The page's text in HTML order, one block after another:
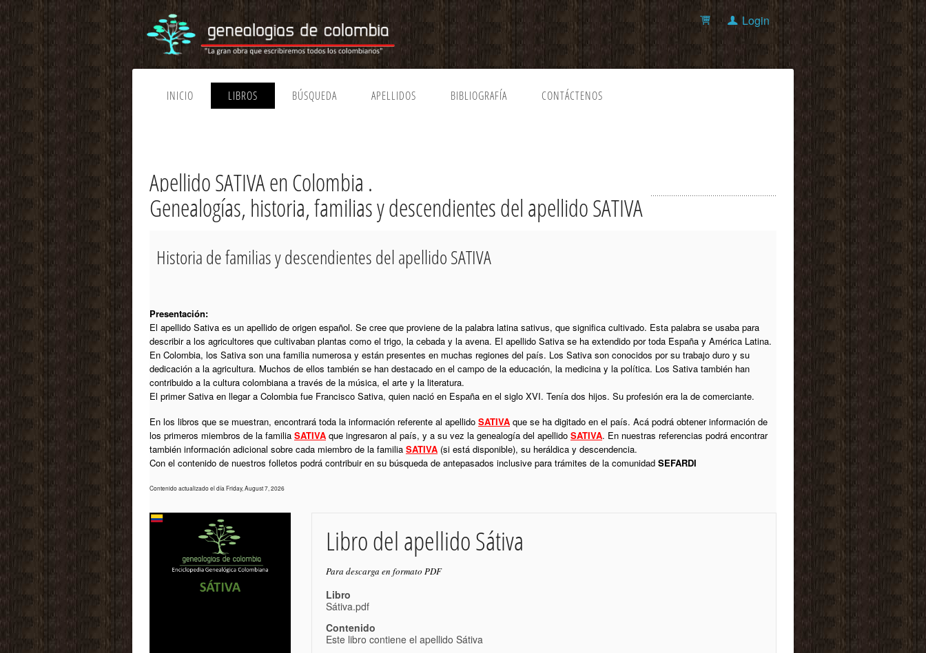
Login
INICIO LIBROS BÚSQUEDA APELLIDOS BIBLIOGRAFÍA CONTÁCTENOS
Apellido SATIVA en Colombia .
Genealogías, historia, familias y descendientes del apellido SATIVA
Historia de familias y descendientes del apellido SATIVA
Presentación:
El apellido Sativa es un apellido de origen español. Se cree que proviene de la palabra latina sativus, que significa cultivado. Esta palabra se usaba para
describir a los agricultores que cultivaban plantas como el trigo, la cebada y la avena. El apellido Sativa se ha extendido por toda España y América Latina.
En Colombia, los Sativa son una familia numerosa y están presentes en muchas regiones del país. Los Sativa son conocidos por su trabajo duro y su
dedicación a la agricultura. Muchos de ellos también se han destacado en el campo de la educación, la medicina y la política. Los Sativa también han
contribuido a la cultura colombiana a través de la música, el arte y la literatura.
El primer Sativa en llegar a Colombia fue Francisco Sativa, quien nació en España en el siglo XVI. Tenía dos hijos. Su profesión era la de comerciante.
En los libros que se muestran, encontrará toda la información referente al apellido SATIVA que se ha digitado en el país. Acá podrá obtener información de
los primeros miembros de la familia SATIVA que ingresaron al país, y a su vez la genealogía del apellido SATIVA. En nuestras referencias podrá encontrar
también información adicional sobre cada miembro de la familia SATIVA (si está disponible), su heráldica y descendencia.
Con el contenido de nuestros folletos podrá contribuir en su búsqueda de antepasados inclusive para trámites de la comunidad SEFARDI
Contenido actualizado el día Friday, August 7, 2026
Libro del apellido Sátiva
Para descarga en formato PDF
Libro
Sátiva.pdf
Contenido
Este libro contiene el apellido Sátiva